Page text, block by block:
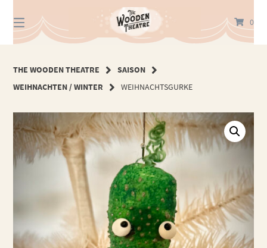
zum
Inhalt
0
THE WOODEN THEATRE
SAISON
WEIHNACHTEN / WINTER
WEIHNACHTSGURKE